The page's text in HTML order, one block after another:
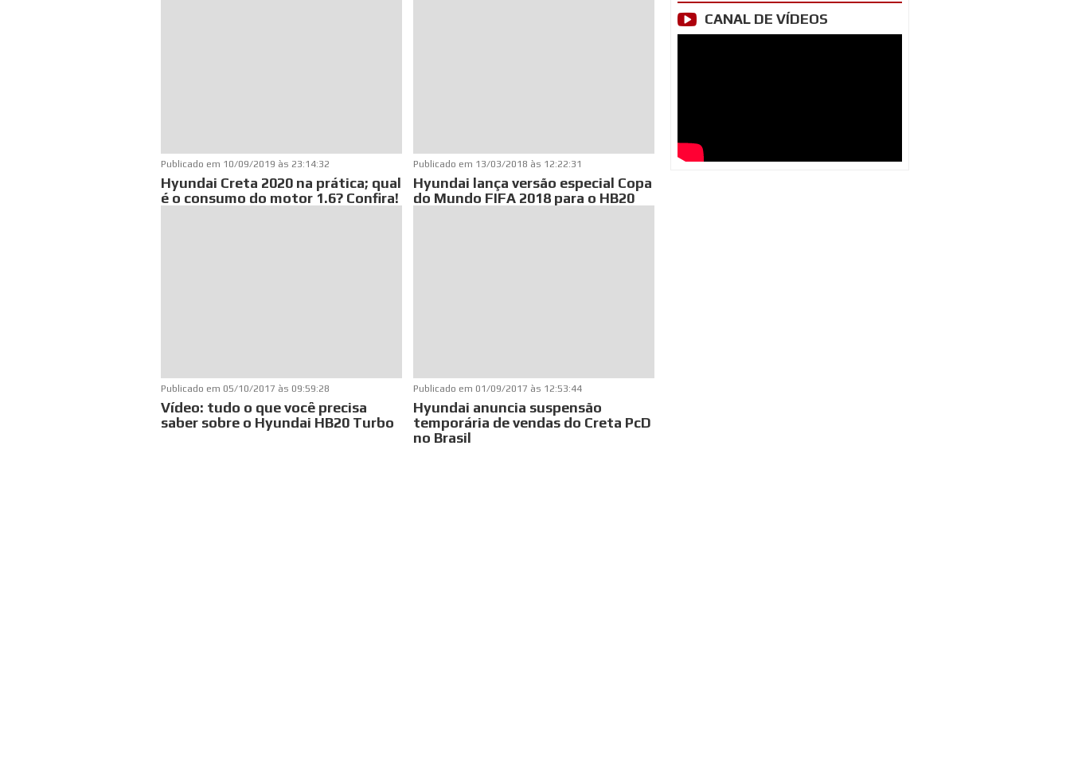
Publicado em 10/09/2019 às 23:14:32
Hyundai Creta 2020 na prática; qual
é o consumo do motor 1.6? Confira!
Publicado em 13/03/2018 às 12:22:31
Hyundai lança versão especial Copa
do Mundo FIFA 2018 para o HB20
Publicado em 05/10/2017 às 09:59:28
Vídeo: tudo o que você precisa
saber sobre o Hyundai HB20 Turbo
Publicado em 01/09/2017 às 12:53:44
Hyundai anuncia suspensão
temporária de vendas do Creta PcD
no Brasil
CANAL DE VÍDEOS